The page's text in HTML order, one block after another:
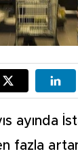
ayında
fazla